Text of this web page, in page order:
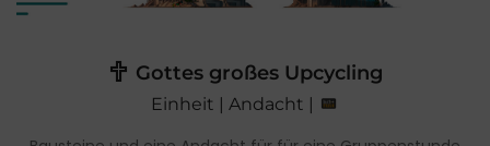
Gottes großes Upcycling
Einheit | Andacht |